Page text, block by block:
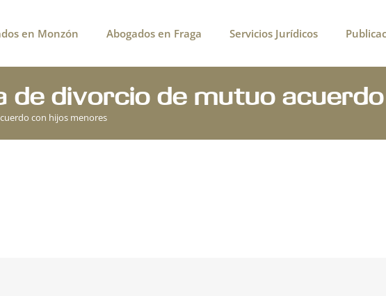
en Monzón Abogados en Fraga Servicios Jurídicos
de divorcio de mutuo
con hijos menores